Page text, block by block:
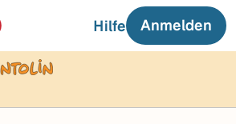
Hilfe Anmelden